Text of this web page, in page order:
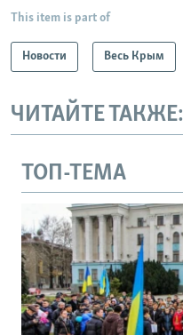
This item is part of
Новости Весь Крым
ЧИТАЙТЕ ТАКЖЕ:
ТОП-ТЕМА